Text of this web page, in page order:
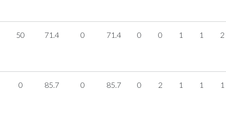
50 71.4 0 71.4 0 0 1 1 2
0 85.7 0 85.7 0 2 1 1 1